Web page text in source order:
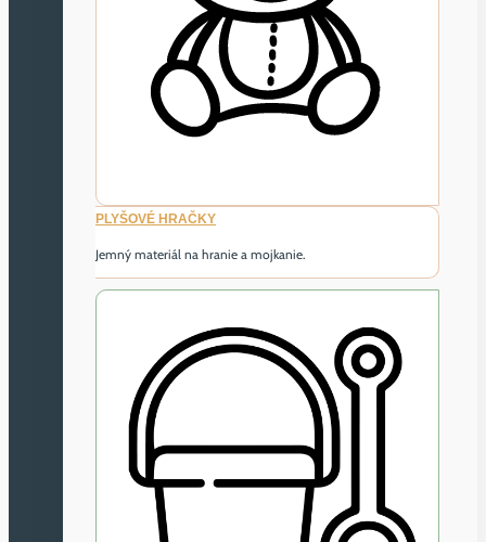
PLYŠOVÉ HRAČKY
Jemný materiál na hranie a mojkanie.